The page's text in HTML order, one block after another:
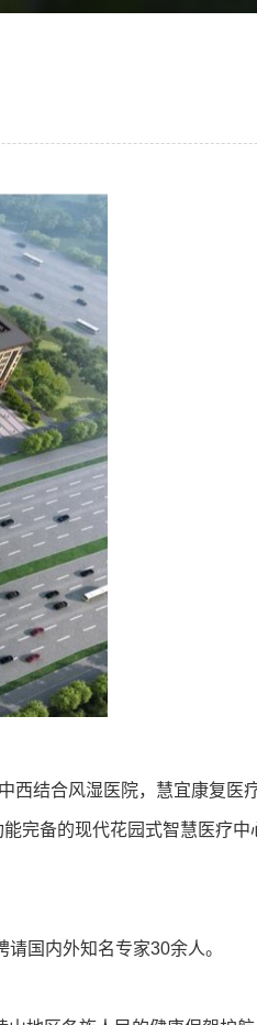
西结合风湿医院，慧宜康复医
完备的现代花园式智慧医疗中
国内外知名专家30余人。